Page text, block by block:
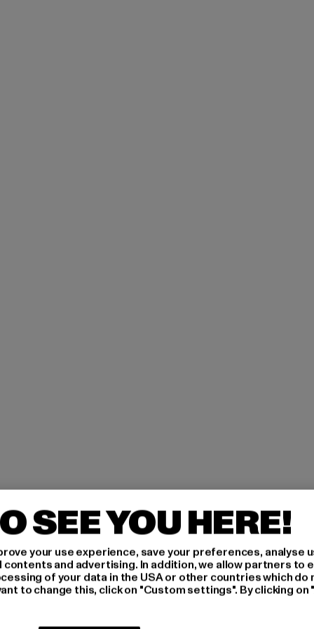
AN,
SEE YOU HERE!
your use experience, save your preferences, analyse
and advertising. In addition, we allow partners to
of your data in the USA or other countries which do
to change this, click on "Custom settings". By clicking